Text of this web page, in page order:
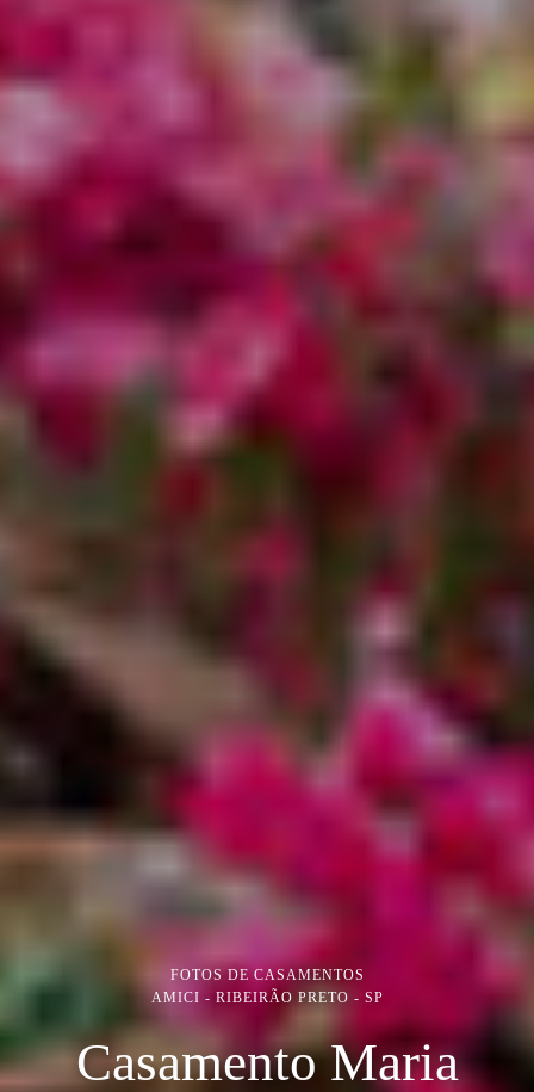
FOTOS DE CASAMENTOS
AMICI - RIBEIRÃO PRETO - SP
Casamento Maria